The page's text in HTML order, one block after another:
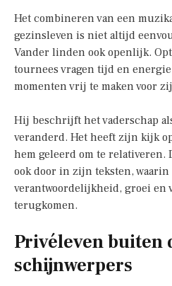
Het combineren van een
gezinsleven is niet altijd
Vander linden ook openlijk.
tournees vragen tijd en
momenten vrij te maken voor
Hij beschrijft het vaderschap
veranderd. Het heeft zijn kijk
hem geleerd om te relativeren.
ook door in zijn teksten, waarin
verantwoordelijkheid, groei en
terugkomen.
Privéleven buiten
schijnwerpers